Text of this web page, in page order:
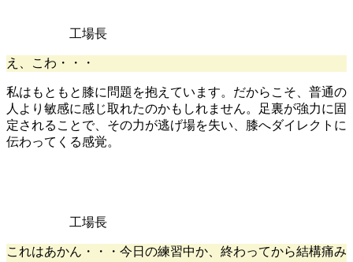
工場長
え、こわ・・・
私はもともと膝に問題を抱えています。だからこそ、普通の
人より敏感に感じ取れたのかもしれません。足裏が強力に固
定されることで、その力が逃げ場を失い、膝へダイレクトに
伝わってくる感覚。
工場長
これはあかん・・・今日の練習中か、終わってから結構痛み